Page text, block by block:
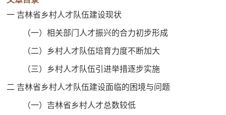
一 吉林省乡村人才队伍建设现状
（一）相关部门人才振兴的合力初步形成
（二）乡村人才队伍培育力度不断加大
（三）乡村人才队伍引进举措逐步实施
二 吉林省乡村人才队伍建设面临的困境与问题
（一）吉林省乡村人才总数较低